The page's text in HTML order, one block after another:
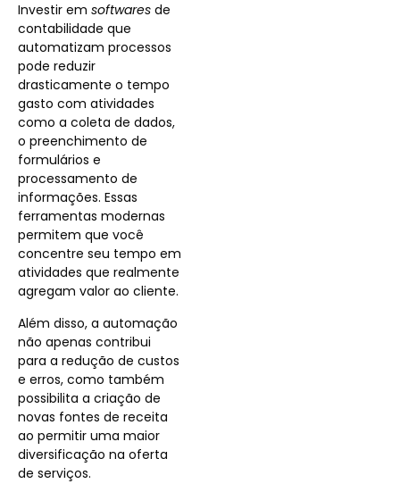
Investir em softwares de
contabilidade que
automatizam processos
pode reduzir
drasticamente o tempo
gasto com atividades
como a coleta de dados,
o preenchimento de
formulários e
processamento de
informações. Essas
ferramentas modernas
permitem que você
concentre seu tempo em
atividades que realmente
agregam valor ao cliente.
Além disso, a automação
não apenas contribui
para a redução de custos
e erros, como também
possibilita a criação de
novas fontes de receita
ao permitir uma maior
diversificação na oferta
de serviços.